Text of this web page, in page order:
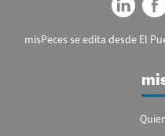
misPeces se edita desde El